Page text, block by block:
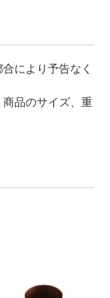
により予告なく
品のサイズ、重